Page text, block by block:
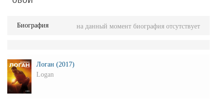
Биография на данный момент биография отсутствует
Логан (2017)
Logan